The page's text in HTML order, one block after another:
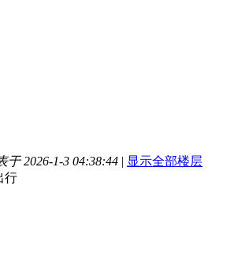
于 2026-1-3 04:38:44 | 显示全部楼层
行